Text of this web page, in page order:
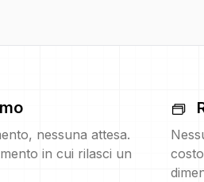
nessuna attesa.
in cui rilasci un